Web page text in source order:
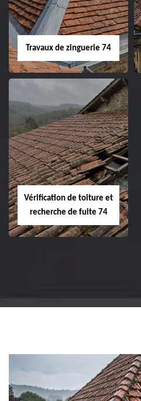
Travaux de zinguerie 74
Vérification de toiture et
recherche de fuite 74